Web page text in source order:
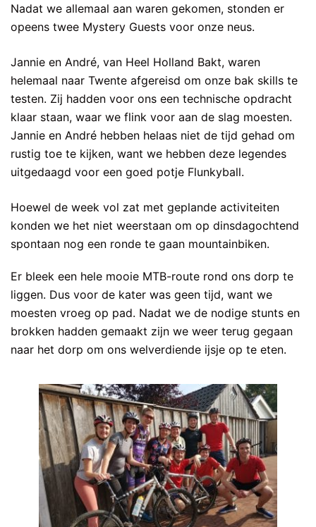
Nadat we allemaal aan waren gekomen, stonden er
opeens twee Mystery Guests voor onze neus.
Jannie en André, van Heel Holland Bakt, waren
helemaal naar Twente afgereisd om onze bak skills te
testen. Zij hadden voor ons een technische opdracht
klaar staan, waar we flink voor aan de slag moesten.
Jannie en André hebben helaas niet de tijd gehad om
rustig toe te kijken, want we hebben deze legendes
uitgedaagd voor een goed potje Flunkyball.
Hoewel de week vol zat met geplande activiteiten
konden we het niet weerstaan om op dinsdagochtend
spontaan nog een ronde te gaan mountainbiken.
Er bleek een hele mooie MTB-route rond ons dorp te
liggen. Dus voor de kater was geen tijd, want we
moesten vroeg op pad. Nadat we de nodige stunts en
brokken hadden gemaakt zijn we weer terug gegaan
naar het dorp om ons welverdiende ijsje op te eten.